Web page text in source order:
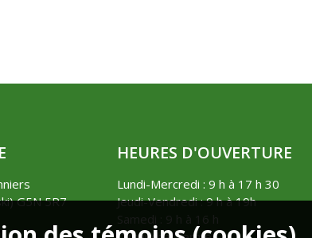
G5N 5R7
HEURES D'OUVERTURE
Lundi-Mercredi : 9 h à 17 h 30
Jeudi-Vendredi : 9 h à 19h